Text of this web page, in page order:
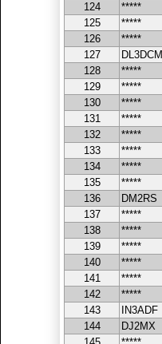
124
*****
125
*****
126
*****
127
DL3DCM
128
*****
129
*****
130
*****
131
*****
132
*****
133
*****
134
*****
135
*****
136
DM2RS
137
*****
138
*****
139
*****
140
*****
141
*****
142
*****
143
IN3ADF
144
DJ2MX